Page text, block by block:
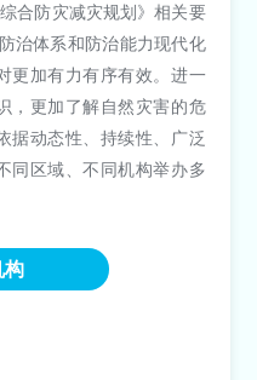
合防灾减灾规划》相关要
治体系和防治能力现代化
更加有力有序有效。进一
，更加了解自然灾害的危
据动态性、持续性、广泛
同区域、不同机构举办多
构